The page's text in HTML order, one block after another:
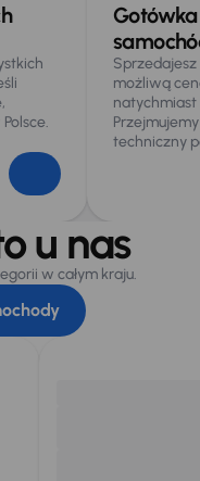
możliwą
techniczny
u nas
w całym kraju.